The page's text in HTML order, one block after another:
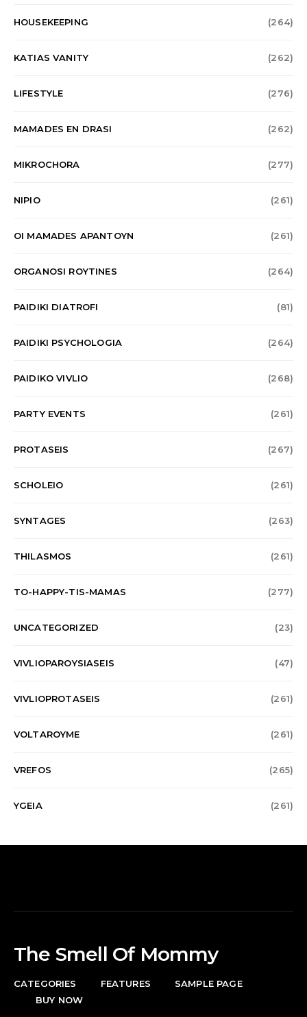
HOUSEKEEPING (264)
KATIAS VANITY (262)
LIFESTYLE (276)
MAMADES EN DRASI (262)
MIKROCHORA (277)
NIPIO (261)
OI MAMADES APANTOYN (261)
ORGANOSI ROYTINES (264)
PAIDIKI DIATROFI (81)
PAIDIKI PSYCHOLOGIA (264)
PAIDIKO VIVLIO (268)
PARTY EVENTS (261)
PROTASEIS (267)
SCHOLEIO (261)
SYNTAGES (263)
THILASMOS (261)
TO-HAPPY-TIS-MAMAS (277)
UNCATEGORIZED (23)
VIVLIOPAROYSIASEIS (47)
VIVLIOPROTASEIS (261)
VOLTAROYME (261)
VREFOS (265)
YGEIA (261)
The Smell Of Mommy
CATEGORIES FEATURES
SAMPLE PAGE
BUY NOW